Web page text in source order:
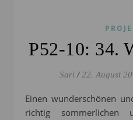
P52-10: 34.
Sari / 22. August
Einen wunderschönen und vor allem noch mal so
richtig sommerlichen